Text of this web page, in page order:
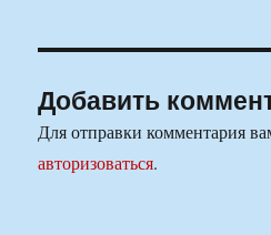
Добавить
Для отправки комментария
авторизоваться.